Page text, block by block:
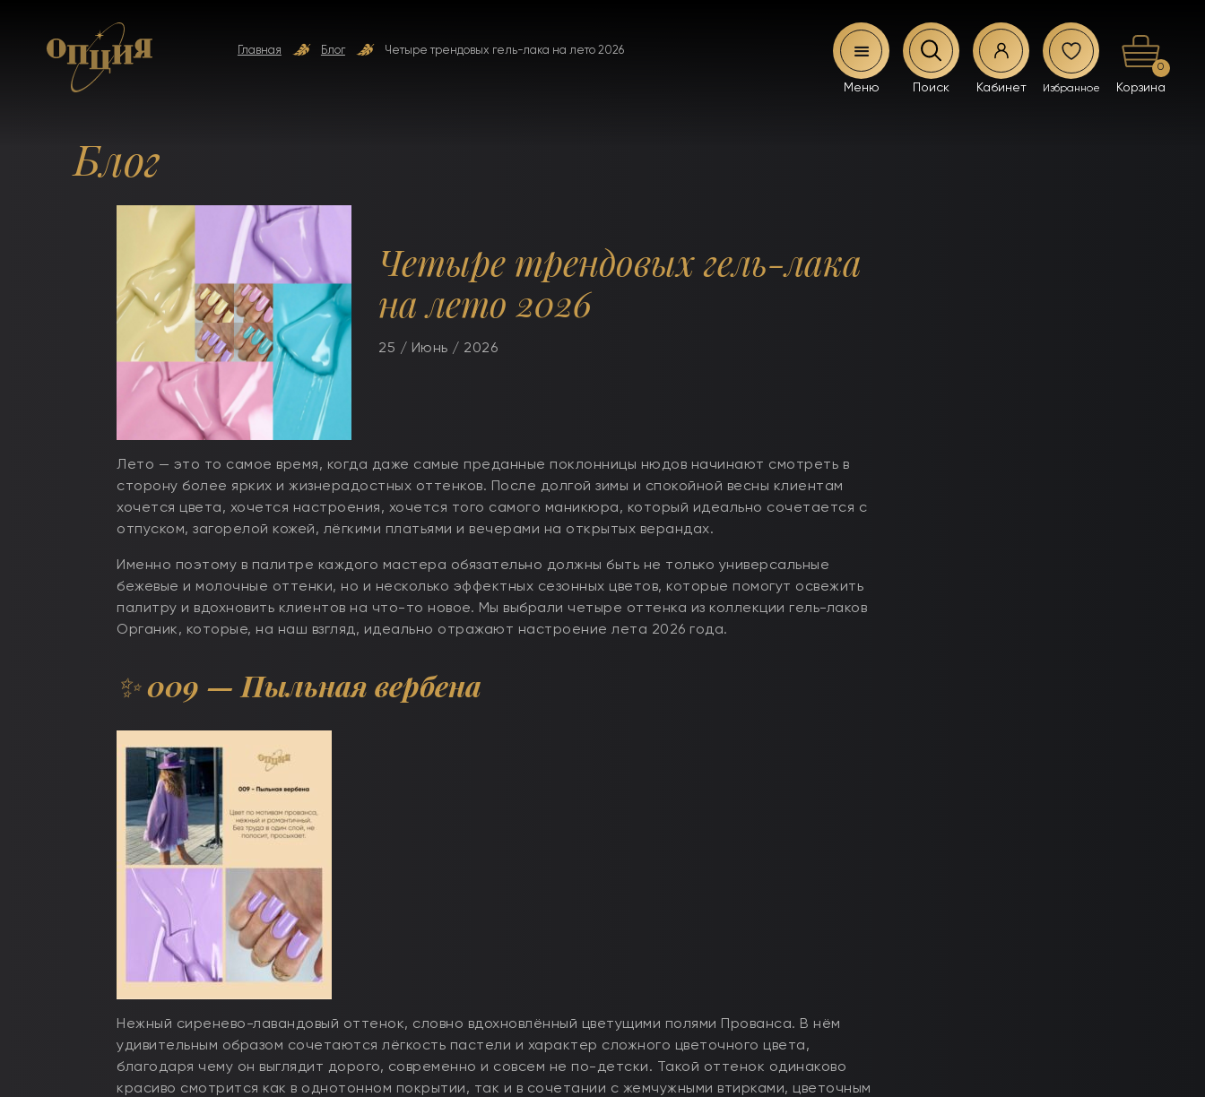
Главная Блог Четыре трендовых гель-лака на лето 2026
0
Блог
Четыре трендовых гель-лака
на лето 2026
25 / Июнь / 2026
Лето — это то самое время, когда даже самые преданные поклонницы нюдов начинают смотреть в
сторону более ярких и жизнерадостных оттенков. После долгой зимы и спокойной весны клиентам
хочется цвета, хочется настроения, хочется того самого маникюра, который идеально сочетается с
отпуском, загорелой кожей, лёгкими платьями и вечерами на открытых верандах.
Именно поэтому в палитре каждого мастера обязательно должны быть не только универсальные
бежевые и молочные оттенки, но и несколько эффектных сезонных цветов, которые помогут освежить
палитру и вдохновить клиентов на что-то новое. Мы выбрали четыре оттенка из коллекции гель-лаков
Органик, которые, на наш взгляд, идеально отражают настроение лета 2026 года.
✨009 — Пыльная вербена
Нежный сиренево-лавандовый оттенок, словно вдохновлённый цветущими полями Прованса. В нём
удивительным образом сочетаются лёгкость пастели и характер сложного цветочного цвета,
благодаря чему он выглядит дорого, современно и совсем не по-детски. Такой оттенок одинаково
красиво смотрится как в однотонном покрытии, так и в сочетании с жемчужными втирками, цветочным